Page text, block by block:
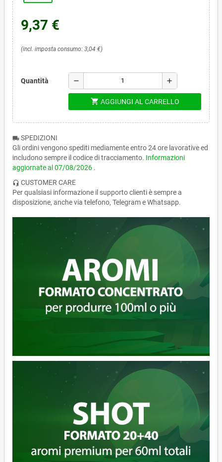
9,37 €
(incl. imposta consumo: 3,04 €)
Quantità remove add
shopping_cart AGGIUNGI AL CARRELLO
local_shipping SPEDIZIONI
Gli ordini vengono spediti mediamente entro 24 ore lavorative ed
includono sempre il codice di tracciamento. Informazioni
aggiornate al 07/08/2026 .
headset_mic CUSTOMER CARE
Per qualsiasi informazione il supporto clienti è sempre a
disposizione, anche via telefono, Telegram e Whatsapp.